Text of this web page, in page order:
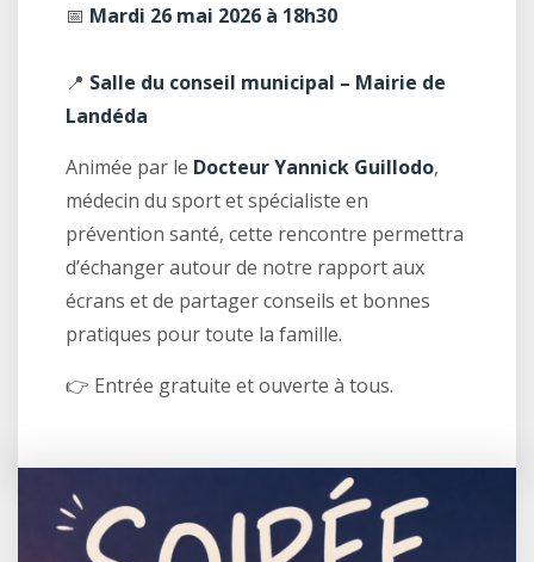
📅 Mardi 26 mai 2026 à 18h30
📍 Salle du conseil municipal – Mairie de
Landéda
Animée par le Docteur Yannick Guillodo,
médecin du sport et spécialiste en
prévention santé, cette rencontre permettra
d’échanger autour de notre rapport aux
écrans et de partager conseils et bonnes
pratiques pour toute la famille.
👉 Entrée gratuite et ouverte à tous.